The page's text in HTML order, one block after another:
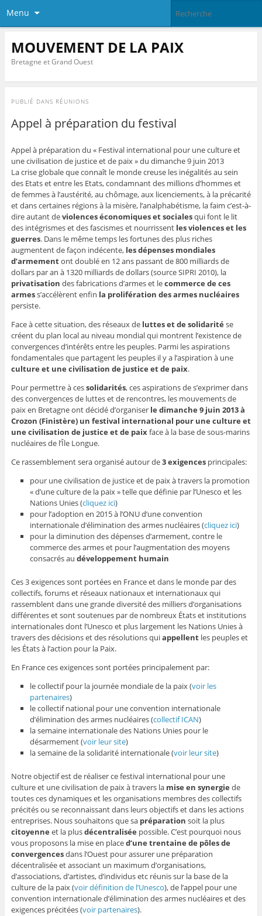
Menu
MOUVEMENT DE LA PAIX
Bretagne et Grand Ouest
PUBLIÉ DANS RÉUNIONS
Appel à préparation du festival
Appel à préparation du « Festival international pour une culture et
une civilisation de justice et de paix » du dimanche 9 juin 2013
La crise globale que connaît le monde creuse les inégalités au sein
des Etats et entre les Etats, condamnant des millions d’hommes et
de femmes à l’austérité, au chômage, aux licenciements, à la précarité
et dans certaines régions à la misère, l’analphabétisme, la faim c’est-à-
dire autant deviolences économiques et socialesqui font le lit
des intégrismes et des fascismes et nourrissent les violences et les
guerres. Dans le même temps les fortunes des plus riches
augmentent de façon indécente, les dépenses mondiales
d’armementont doublé en 12 ans passant de 800 milliards de
dollars par an à 1320 milliards de dollars (source SIPRI 2010), la
privatisation des fabrications d’armes et lecommerce de ces
armess’accélèrent enfin la prolifération des armes nucléaires
persiste.
Face à cette situation, des réseaux de luttes et de solidarité se
créent du plan local au niveau mondial qui montrent l’existence de
convergences d’intérêts entre les peuples. Parmi les aspirations
fondamentales que partagent les peuples il y a l’aspiration à une
culture et une civilisation de justice et de paix.
Pour permettre à cessolidarités, ces aspirations de s’exprimer dans
des convergences de luttes et de rencontres, les mouvements de
paix en Bretagne ont décidé d’organiser le dimanche 9 juin 2013 à
Crozon (Finistère) un festival international pour une culture et
une civilisation de justice et de paixface à la base de sous-marins
nucléaires de l’Île Longue.
Ce rassemblement sera organisé autour de3 exigencesprincipales:
pour une civilisation de justice et de paix à travers la promotion
« d’une culture de la paix » telle que définie par l’Unesco et les
Nations Unies (cliquez ici)
pour l’adoption en 2015 à l’ONU d’une convention
internationale d’élimination des armes nucléaires (cliquez ici)
pour la diminution des dépenses d’armement, contre le
commerce des armes et pour l’augmentation des moyens
consacrés audéveloppement humain
Ces 3 exigences sont portées en France et dans le monde par des
collectifs, forums et réseaux nationaux et internationaux qui
rassemblent dans une grande diversité des milliers d’organisations
différentes et sont soutenues par de nombreux États et institutions
internationales dont l’Unesco et plus largement les Nations Unies à
travers des décisions et des résolutions quiappellentles peuples et
les États à l’action pour la Paix.
En France ces exigences sont portées principalement par:
le collectif pour la journée mondiale de la paix (voir les
partenaires)
le collectif national pour une convention internationale
d’élimination des armes nucléaires (collectif ICAN)
la semaine internationale des Nations Unies pour le
désarmement (voir leur site)
la semaine de la solidarité internationale (voir leur site)
Notre objectif est de réaliser ce festival international pour une
culture et une civilisation de paix à travers la mise en synergie de
toutes ces dynamiques et les organisations membres des collectifs
précités ou se reconnaissant dans leurs objectifs et dans les actions
entreprises. Nous souhaitons que sa préparation soit la plus
citoyenne et la plusdécentralisée possible. C’est pourquoi nous
vous proposons la mise en placed’une trentaine de pôles de
convergencesdans l’Ouest pour assurer une préparation
décentralisée et associant un maximum d’organisations,
d’associations, d’artistes, d’individus etc réunis sur la base de la
culture de la paix (voir définition de l’Unesco), de l’appel pour une
convention internationale d’élimination des armes nucléaires et des
exigences précitées (voir partenaires).